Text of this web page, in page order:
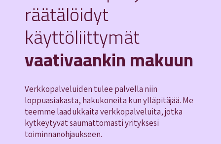
räätälöidyt
käyttöliittymät
vaativaankin makuun
Verkkopalveluiden tulee palvella niin
loppuasiakasta, hakukoneita kun ylläpitäjää. Me
teemme laadukkaita verkkopalveluita, jotka
kytkeytyvät saumattomasti yrityksesi
toiminnanohjaukseen.